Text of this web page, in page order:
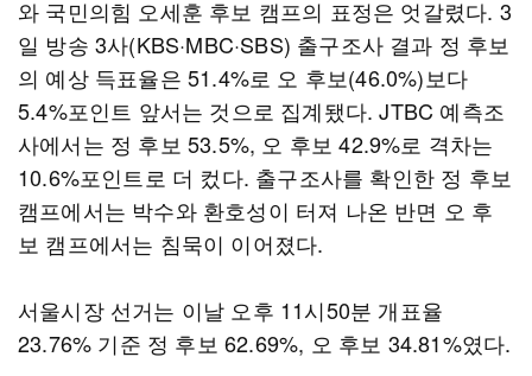
와 국민의힘 오세훈 후보 캠프의 표정은 엇갈렸다. 3
일 방송 3사(KBS·MBC·SBS) 출구조사 결과 정 후보
의 예상 득표율은 51.4%로 오 후보(46.0%)보다
5.4%포인트 앞서는 것으로 집계됐다. JTBC 예측조
사에서는 정 후보 53.5%, 오 후보 42.9%로 격차는
10.6%포인트로 더 컸다. 출구조사를 확인한 정 후보
캠프에서는 박수와 환호성이 터져 나온 반면 오 후
보 캠프에서는 침묵이 이어졌다.
서울시장 선거는 이날 오후 11시50분 개표율
23.76% 기준 정 후보 62.69%, 오 후보 34.81%였다.